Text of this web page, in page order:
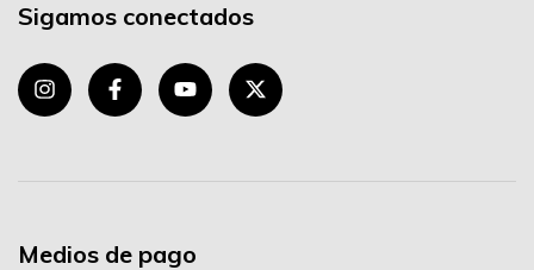
Sigamos conectados
Medios de pago